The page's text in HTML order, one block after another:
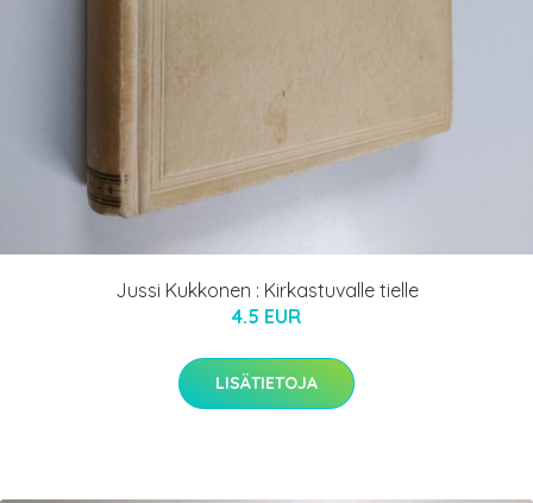
Jussi Kukkonen : Kirkastuvalle tielle
4.5 EUR
LISÄTIETOJA